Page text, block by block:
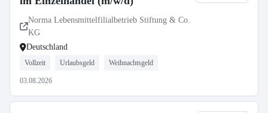
Norma Lebensmittelfilialbetrieb Stiftung & Co.
KG
Deutschland
Vollzeit Urlaubsgeld Weihnachtsgeld
03.08.2026